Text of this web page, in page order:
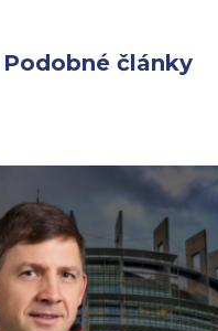
Podobné články